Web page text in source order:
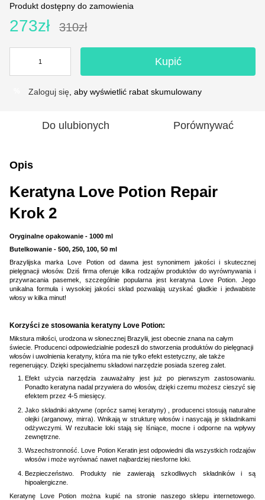
Produkt dostępny do zamowienia
273zł 310zł
Kupić
Zaloguj się , aby wyświetlić rabat skumulowany
Do ulubionych Porównywać
Opis
Keratyna Love Potion Repair
Krok 2
Oryginalne opakowanie - 1000 ml
Butelkowanie - 500, 250, 100, 50 ml
Brazylijska marka Love Potion od dawna jest synonimem jakości i skutecznej
pielęgnacji włosów. Dziś firma oferuje kilka rodzajów produktów do wyrównywania i
przywracania pasemek, szczególnie popularna jest keratyna Love Potion. Jego
unikalna formuła i wysokiej jakości skład pozwalają uzyskać gładkie i jedwabiste
włosy w kilka minut!
Korzyści ze stosowania keratyny Love Potion:
Mikstura miłości, urodzona w słonecznej Brazylii, jest obecnie znana na całym
świecie. Producenci odpowiedzialnie podeszli do stworzenia produktów do pielęgnacji
włosów i uwolnienia keratyny, która ma nie tylko efekt estetyczny, ale także
regenerujący. Dzięki specjalnemu składowi narzędzie posiada szereg zalet.
Efekt użycia narzędzia zauważalny jest już po pierwszym zastosowaniu.
Ponadto keratyna nadal przywiera do włosów, dzięki czemu możesz cieszyć się
efektem przez 4-5 miesięcy.
Jako składniki aktywne (oprócz samej keratyny) , producenci stosują naturalne
olejki (arganowy, mirra). Wnikają w strukturę włosów i nasycają je składnikami
odżywczymi. W rezultacie loki stają się lśniące, mocne i odporne na wpływy
zewnętrzne.
Wszechstronność. Love Potion Keratin jest odpowiedni dla wszystkich rodzajów
włosów i może wyrównać nawet najbardziej niesforne loki.
Bezpieczeństwo. Produkty nie zawierają szkodliwych składników i są
hipoalergiczne.
Keratynę Love Potion można kupić na stronie naszego sklepu internetowego.